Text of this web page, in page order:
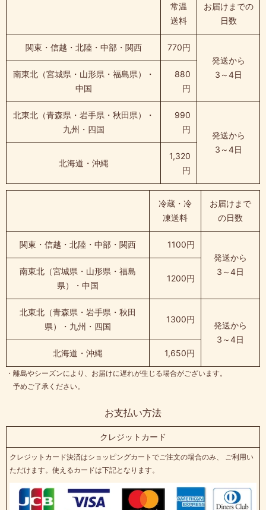
常温
送料
お届けまでの
日数
関東・信越・北陸・中部・関西
770円
発送から
3～4日
南東北（宮城県・山形県・福島県）・
中国
880
円
北東北（青森県・岩手県・秋田県）・
九州・四国
990
円
発送から
3～4日
北海道・沖縄
1,320
円
冷蔵・冷
凍送料
お届けまで
の日数
関東・信越・北陸・中部・関西
1100円
発送から
3～4日
南東北（宮城県・山形県・福島
県）・中国
1200円
北東北（青森県・岩手県・秋田
県）・九州・四国
1300円
発送から
3～4日
北海道・沖縄
1,650円
・離島やシーズンにより、お届けに遅れが生じる場合がございます。
予めご了承ください。
お支払い方法
クレジットカード
クレジットカード決済はショッピングカートでご注文の場合のみ、 ご利用い
ただけます。使えるカードは下記となります。